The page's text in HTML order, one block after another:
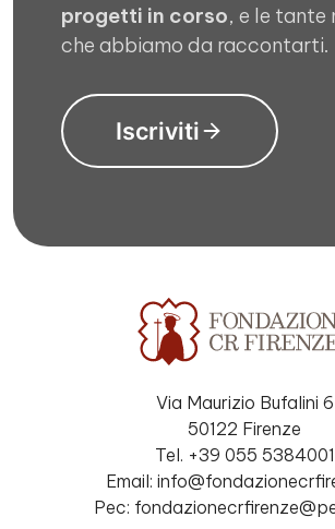
progetti in corso, e le tante
che abbiamo da raccontarti.
Iscriviti
Via Maurizio Bufalini 6
50122 Firenze
Tel. +39 055 5384001
Email:
Pec: